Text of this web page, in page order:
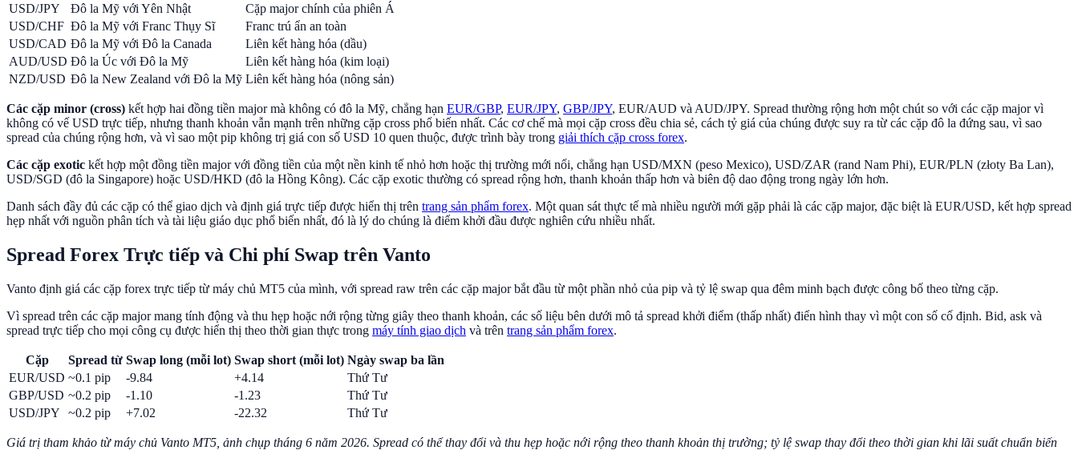
USD/JPY
Đô la Mỹ với Yên Nhật
Cặp major chính của phiên Á
USD/CHF Đô la Mỹ với Franc Thụy Sĩ
Franc trú ẩn an toàn
USD/CAD Đô la Mỹ với Đô la Canada
Liên kết hàng hóa (dầu)
AUD/USD Đô la Úc với Đô la Mỹ
Liên kết hàng hóa (kim loại)
NZD/USD Đô la New Zealand với Đô la Mỹ Liên kết hàng hóa (nông sản)
Các cặp minor (cross) kết hợp hai đồng tiền major mà không có đô la Mỹ, chẳng hạn EUR/GBP, EUR/JPY, GBP/JPY, EUR/AUD và AUD/JPY. Spread thường rộng hơn một chút so với các cặp major vì
không có vế USD trực tiếp, nhưng thanh khoản vẫn mạnh trên những cặp cross phổ biến nhất. Các cơ chế mà mọi cặp cross đều chia sẻ, cách tỷ giá của chúng được suy ra từ các cặp đô la đứng sau, vì sao
spread của chúng rộng hơn, và vì sao một pip không trị giá con số USD 10 quen thuộc, được trình bày trong giải thích cặp cross forex.
Các cặp exotic kết hợp một đồng tiền major với đồng tiền của một nền kinh tế nhỏ hơn hoặc thị trường mới nổi, chẳng hạn USD/MXN (peso Mexico), USD/ZAR (rand Nam Phi), EUR/PLN (złoty Ba Lan),
USD/SGD (đô la Singapore) hoặc USD/HKD (đô la Hồng Kông). Các cặp exotic thường có spread rộng hơn, thanh khoản thấp hơn và biên độ dao động trong ngày lớn hơn.
Danh sách đầy đủ các cặp có thể giao dịch và định giá trực tiếp được hiển thị trên trang sản phẩm forex. Một quan sát thực tế mà nhiều người mới gặp phải là các cặp major, đặc biệt là EUR/USD, kết hợp spread
hẹp nhất với nguồn phân tích và tài liệu giáo dục phổ biến nhất, đó là lý do chúng là điểm khởi đầu được nghiên cứu nhiều nhất.
Spread Forex Trực tiếp và Chi phí Swap trên Vanto
Vanto định giá các cặp forex trực tiếp từ máy chủ MT5 của mình, với spread raw trên các cặp major bắt đầu từ một phần nhỏ của pip và tỷ lệ swap qua đêm minh bạch được công bố theo từng cặp.
Vì spread trên các cặp major mang tính động và thu hẹp hoặc nới rộng từng giây theo thanh khoản, các số liệu bên dưới mô tả spread khởi điểm (thấp nhất) điển hình thay vì một con số cố định. Bid, ask và
spread trực tiếp cho mọi công cụ được hiển thị theo thời gian thực trong máy tính giao dịch và trên trang sản phẩm forex.
Cặp Spread từ Swap long (mỗi lot) Swap short (mỗi lot) Ngày swap ba lần
EUR/USD ~0.1 pip -9.84 +4.14
Thứ Tư
GBP/USD ~0.2 pip -1.10 -1.23
Thứ Tư
USD/JPY
~0.2 pip +7.02 -22.32 Thứ Tư
Giá trị tham khảo từ máy chủ Vanto MT5, ảnh chụp tháng 6 năm 2026. Spread có thể thay đổi và thu hẹp hoặc nới rộng theo thanh khoản thị trường; tỷ lệ swap thay đổi theo thời gian khi lãi suất chuẩn biến